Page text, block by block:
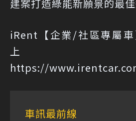
建案打造綠能新願景的最佳
iRent【企業/社區專屬
上
https://
車訊最前線